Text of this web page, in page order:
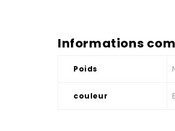
Informations
Poids
couleur